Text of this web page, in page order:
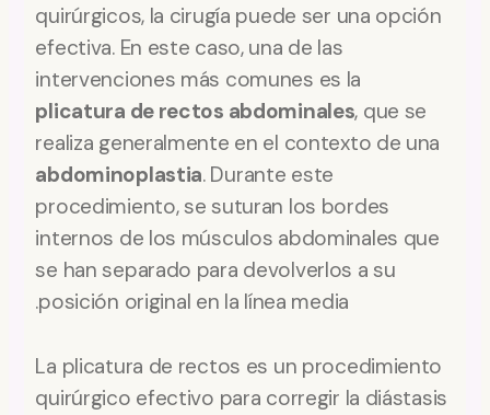
quirúrgicos, la cirugía puede ser una opción
efectiva. En este caso, una de las
intervenciones más comunes es la
plicatura de rectos abdominales, que se
realiza generalmente en el contexto de una
abdominoplastia. Durante este
procedimiento, se suturan los bordes
internos de los músculos abdominales que
se han separado para devolverlos a su
posición original en la línea media.
La plicatura de rectos es un procedimiento
quirúrgico efectivo para corregir la diástasis